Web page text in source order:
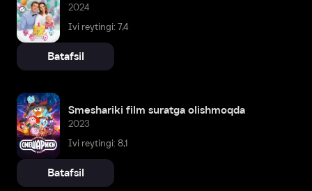
2024
Ivi reytingi: 7,4
Batafsil
Smeshariki film suratga olishmoqda
2023
Ivi reytingi: 8,1
Batafsil